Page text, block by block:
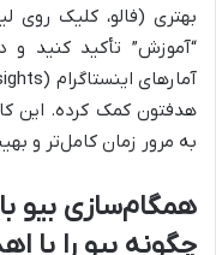
بهتری (فالو، کلیک روی
“آموزش” تأکید کنید
هدفتون کمک کرده. این
به مرور زمان کامل‌تر و
همگام‌سازی بیو
چگونه بیو را با